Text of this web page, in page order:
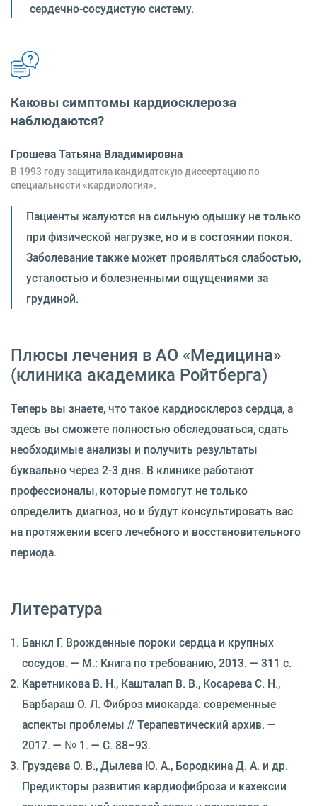
сердечно-сосудистую систему.
Каковы симптомы кардиосклероза
наблюдаются?
Грошева Татьяна Владимировна
В 1993 году защитила кандидатскую диссертацию по
специальности «кардиология».
Пациенты жалуются на сильную одышку не только
при физической нагрузке, но и в состоянии покоя.
Заболевание также может проявляться слабостью,
усталостью и болезненными ощущениями за
грудиной.
Плюсы лечения в АО «Медицина»
(клиника академика Ройтберга)
Теперь вы знаете, что такое кардиосклероз сердца, а
здесь вы сможете полностью обследоваться, сдать
необходимые анализы и получить результаты
буквально через 2-3 дня. В клинике работают
профессионалы, которые помогут не только
определить диагноз, но и будут консультировать вас
на протяжении всего лечебного и восстановительного
периода.
Литература
Банкл Г. Врожденные пороки сердца и крупных
сосудов. — М.: Книга по требованию, 2013. — 311 с.
Каретникова В. Н., Кашталап В. В., Косарева С. Н.,
Барбараш О. Л. Фиброз миокарда: современные
аспекты проблемы // Терапевтический архив. —
2017. — № 1. — С. 88–93.
Груздева О. В., Дылева Ю. А., Бородкина Д. А. и др.
Предикторы развития кардиофиброза и кахексии